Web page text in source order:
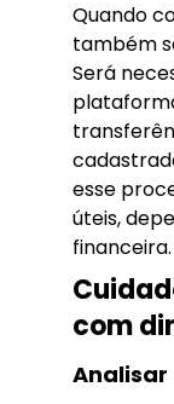
Quando
também
Será
esse
úteis,
financeira.
com
Analisar